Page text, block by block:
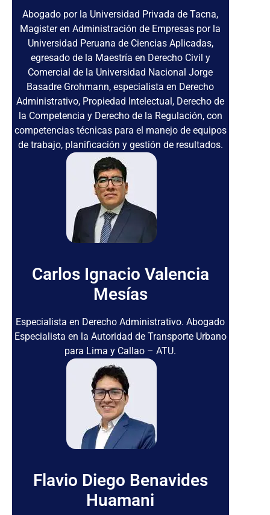
Abogado por la Universidad Privada de Tacna,
Magister en Administración de Empresas por la
Universidad Peruana de Ciencias Aplicadas,
egresado de la Maestría en Derecho Civil y
Comercial de la Universidad Nacional Jorge
Basadre Grohmann, especialista en Derecho
Administrativo, Propiedad Intelectual, Derecho de
la Competencia y Derecho de la Regulación, con
competencias técnicas para el manejo de equipos
de trabajo, planificación y gestión de resultados.
Carlos Ignacio Valencia
Mesías
Especialista en Derecho Administrativo. Abogado
Especialista en la Autoridad de Transporte Urbano
para Lima y Callao – ATU.
Flavio Diego Benavides
Huamani